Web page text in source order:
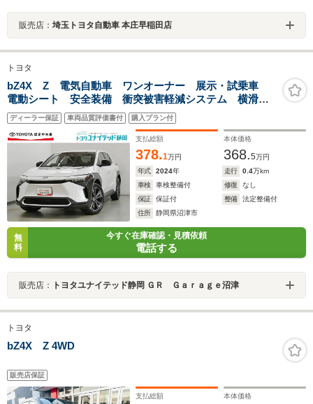
販売店： 埼玉トヨタ自動車 本庄早稲田店
トヨタ
bZ4X Z 電気自動車 ワンオーナー 展示・試乗車
電動シート 安全装備 衝突被害軽減システム 横滑り
防止機能 ABS エアバッグ オートクルーズコントロ
ール 盗難防止装置 バックカメラ ETC ドラレコ
ディーラー保証 車両品質評価書付 購入プラン付
支払総額
378.1万円
本体価格
368.5万円
年式
2024年 走行 0.4万km
車検
車検整備付 修復
なし
保証
保証付 整備
法定整備付
住所
静岡県沼津市
無
料
今すぐ在庫確認・見積依頼
電話する
販売店： トヨタユナイテッド静岡 ＧＲ Ｇａｒａｇｅ沼津
トヨタ
bZ4X Z 4WD
販売店保証
支払総額 本体価格